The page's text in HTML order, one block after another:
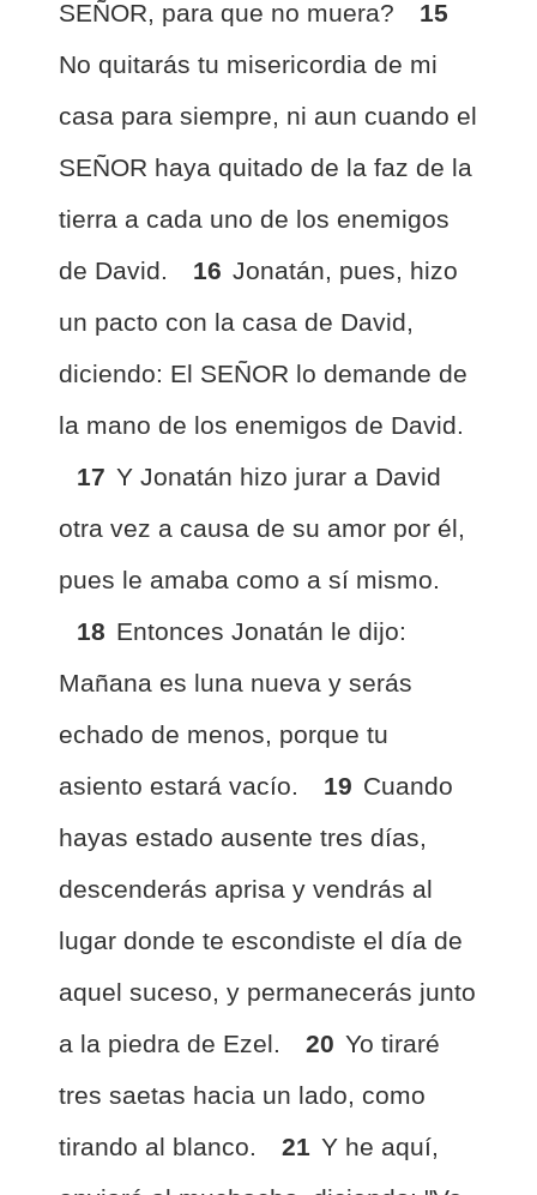
SEÑOR, para que no muera?
15
No quitarás tu misericordia de mi
casa para siempre, ni aun cuando el
SEÑOR haya quitado de la faz de la
tierra a cada uno de los enemigos
de David.
16 Jonatán, pues, hizo
un pacto con la casa de David,
diciendo: El SEÑOR lo demande de
la mano de los enemigos de David.
17 Y Jonatán hizo jurar a David
otra vez a causa de su amor por él,
pues le amaba como a sí mismo.
18 Entonces Jonatán le dijo:
Mañana es luna nueva y serás
echado de menos, porque tu
asiento estará vacío.
19 Cuando
hayas estado ausente tres días,
descenderás aprisa y vendrás al
lugar donde te escondiste el día de
aquel suceso, y permanecerás junto
a la piedra de Ezel.
20 Yo tiraré
tres saetas hacia un lado, como
tirando al blanco.
21 Y he aquí,